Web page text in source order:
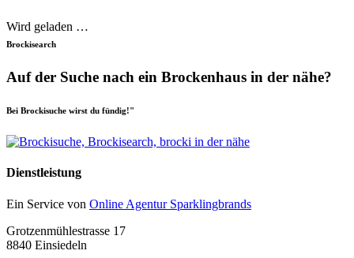
Wird geladen …
Brockisearch
Auf der Suche nach ein Brockenhaus in der nähe?
Bei Brockisuche wirst du fündig!"
Dienstleistung
Ein Service von Online Agentur Sparklingbrands
Grotzenmühlestrasse 17
8840 Einsiedeln